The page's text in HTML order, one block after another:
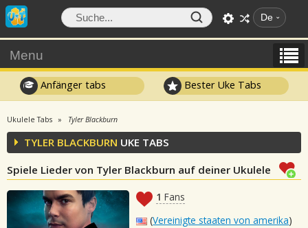
De
Menu
Anfänger tabs Bester Uke Tabs
Ukulele Tabs Tyler Blackburn
TYLER BLACKBURN UKE TABS
Spiele Lieder von Tyler Blackburn auf deiner Ukulele
1 Fans
(Vereinigte staaten von amerika)